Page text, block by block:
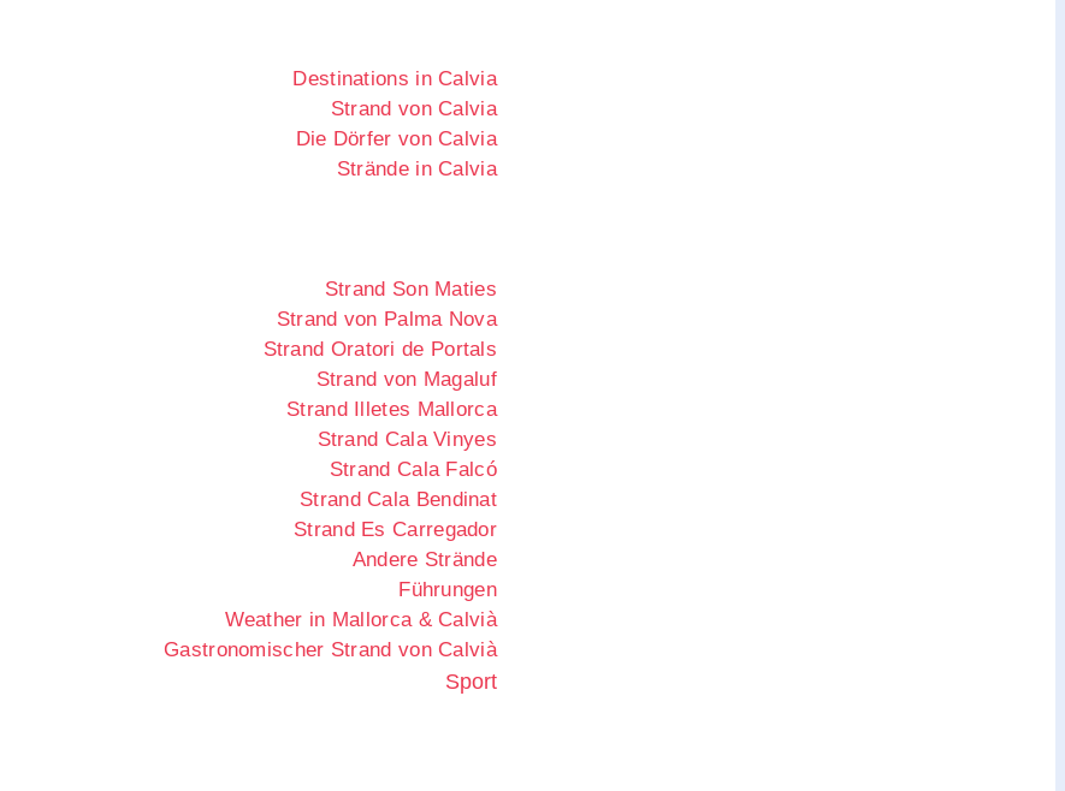
Destinations in Calvia
Strand von Calvia
Die Dörfer von Calvia
Strände in Calvia
Strand Son Maties
Strand von Palma Nova
Strand Oratori de Portals
Strand von Magaluf
Strand Illetes Mallorca
Strand Cala Vinyes
Strand Cala Falcó
Strand Cala Bendinat
Strand Es Carregador
Andere Strände
Führungen
Weather in Mallorca & Calvià
Gastronomischer Strand von Calvià
Sport